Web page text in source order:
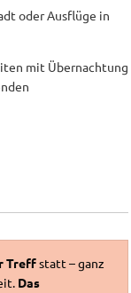
oder Ausflüge in
mit Übernachtung
Treffstatt – ganz
Das